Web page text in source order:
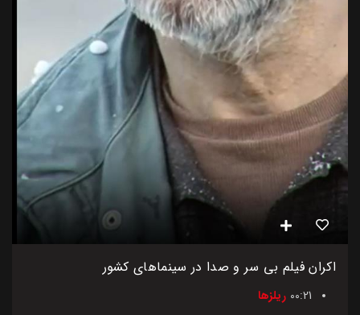
اکران فیلم بی سر و صدا در سینماهای کشور
00:21 ریلزها